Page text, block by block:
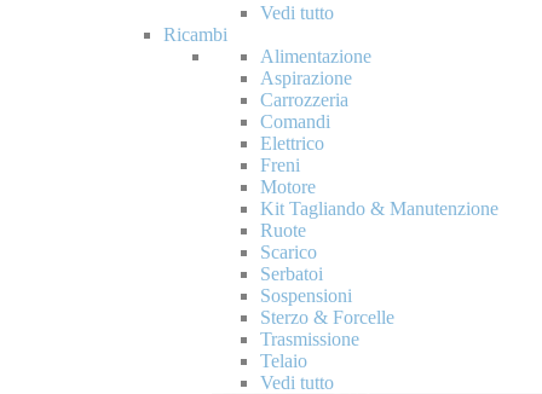
Vedi tutto
Ricambi
Alimentazione
Aspirazione
Carrozzeria
Comandi
Elettrico
Freni
Motore
Kit Tagliando & Manutenzione
Ruote
Scarico
Serbatoi
Sospensioni
Sterzo & Forcelle
Trasmissione
Telaio
Vedi tutto